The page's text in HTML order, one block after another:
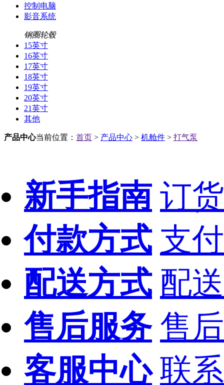
控制电脑
影音系统
钢圈轮毂
15英寸
16英寸
17英寸
18英寸
19英寸
20英寸
21英寸
其他
产品中心当前位置： 首页 > 产品中心 > 机舱件 > 打气泵
新手指南 订
付款方式 支
配送方式 配
售后服务 售
客服中心 联